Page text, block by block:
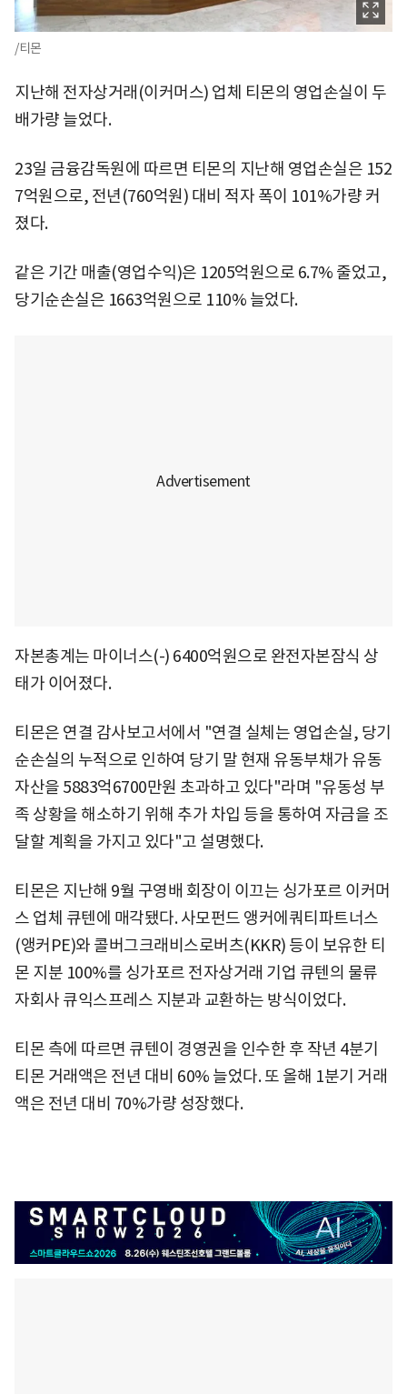
/티몬
지난해 전자상거래(이커머스) 업체 티몬의 영업손실이 두
배가량 늘었다.
23일 금융감독원에 따르면 티몬의 지난해 영업손실은 152
7억원으로, 전년(760억원) 대비 적자 폭이 101%가량 커
졌다.
같은 기간 매출(영업수익)은 1205억원으로 6.7% 줄었고,
당기순손실은 1663억원으로 110% 늘었다.
자본총계는 마이너스(-) 6400억원으로 완전자본잠식 상
태가 이어졌다.
티몬은 연결 감사보고서에서 "연결 실체는 영업손실, 당기
순손실의 누적으로 인하여 당기 말 현재 유동부채가 유동
자산을 5883억6700만원 초과하고 있다"라며 "유동성 부
족 상황을 해소하기 위해 추가 차입 등을 통하여 자금을 조
달할 계획을 가지고 있다"고 설명했다.
티몬은 지난해 9월 구영배 회장이 이끄는 싱가포르 이커머
스 업체 큐텐에 매각됐다. 사모펀드 앵커에쿼티파트너스
(앵커PE)와 콜버그크래비스로버츠(KKR) 등이 보유한 티
몬 지분 100%를 싱가포르 전자상거래 기업 큐텐의 물류
자회사 큐익스프레스 지분과 교환하는 방식이었다.
티몬 측에 따르면 큐텐이 경영권을 인수한 후 작년 4분기
티몬 거래액은 전년 대비 60% 늘었다. 또 올해 1분기 거래
액은 전년 대비 70%가량 성장했다.